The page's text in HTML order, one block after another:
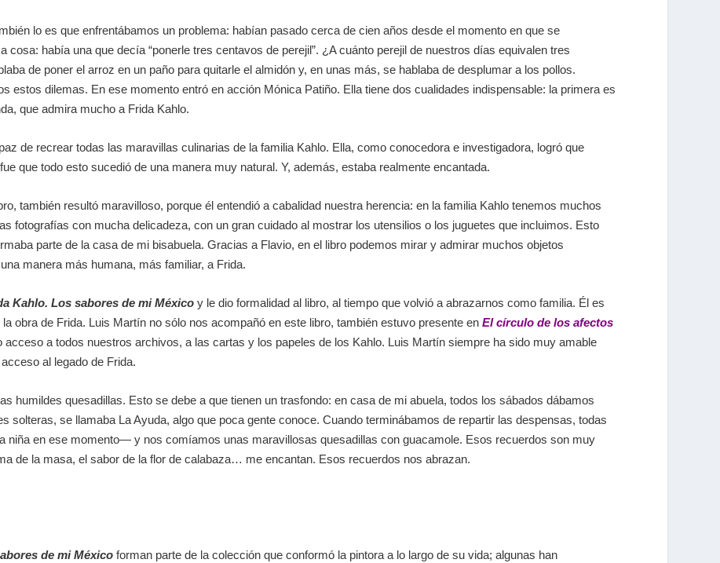
lo es que enfrentábamos un problema: habían pasado cerca de cien años desde el momento en que se
cosa: había una que decía “ponerle tres centavos de perejil”. ¿A cuánto perejil de nuestros días equivalen tres
de poner el arroz en un paño para quitarle el almidón y, en unas más, se hablaba de desplumar a los pollos.
estos dilemas. En ese momento entró en acción Mónica Patiño. Ella tiene dos cualidades indispensable: la primera es
que admira mucho a Frida Kahlo.
de recrear todas las maravillas culinarias de la familia Kahlo. Ella, como conocedora e investigadora, logró que
que todo esto sucedió de una manera muy natural. Y, además, estaba realmente encantada.
también resultó maravilloso, porque él entendió a cabalidad nuestra herencia: en la familia Kahlo tenemos muchos
fotografías con mucha delicadeza, con un gran cuidado al mostrar los utensilios o los juguetes que incluimos. Esto
parte de la casa de mi bisabuela. Gracias a Flavio, en el libro podemos mirar y admirar muchos objetos
manera más humana, más familiar, a Frida.
Kahlo. Los sabores de mi México y le dio formalidad al libro, al tiempo que volvió a abrazarnos como familia. Él es
obra de Frida. Luis Martín no sólo nos acompañó en este libro, también estuvo presente en El círculo de los afectos
acceso a todos nuestros archivos, a las cartas y los papeles de los Kahlo. Luis Martín siempre ha sido muy amable
al legado de Frida.
humildes quesadillas. Esto se debe a que tienen un trasfondo: en casa de mi abuela, todos los sábados dábamos
solteras, se llamaba La Ayuda, algo que poca gente conoce. Cuando terminábamos de repartir las despensas, todas
niña en ese momento— y nos comíamos unas maravillosas quesadillas con guacamole. Esos recuerdos son muy
de la masa, el sabor de la flor de calabaza… me encantan. Esos recuerdos nos abrazan.
de mi México forman parte de la colección que conformó la pintora a lo largo de su vida; algunas han